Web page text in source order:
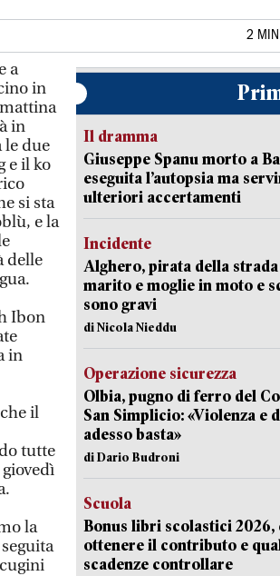
2
a
in
in
le due
e il ko
si sta
e la
delle
Ibon
in
il
tutte
la
Il dramma
Giuseppe Spanu morto a
eseguita l’autopsia ma
ulteriori accertamenti
Incidente
Alghero, pirata della
marito e moglie in moto e
sono gravi
di Nicola Nieddu
Operazione sicurezza
Olbia, pugno di ferro del
San Simplicio: «Violenza e
adesso basta»
di Dario Budroni
Scuola
Bonus libri scolastici 2026,
ottenere il contributo e
scadenze controllare